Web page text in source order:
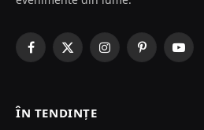
Facebook
X
InstagramPinterest
ÎN TENDINȚE